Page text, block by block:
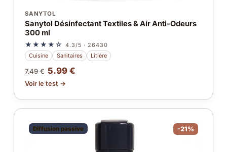
SANYTOL
Sanytol Désinfectant Textiles & Air Anti-Odeurs
300 ml
★★★★☆ 4.3/5 · 26430
Cuisine
Sanitaires Litière
7.49 € 5.99 €
Voir le test →
Diffusion passive -21%